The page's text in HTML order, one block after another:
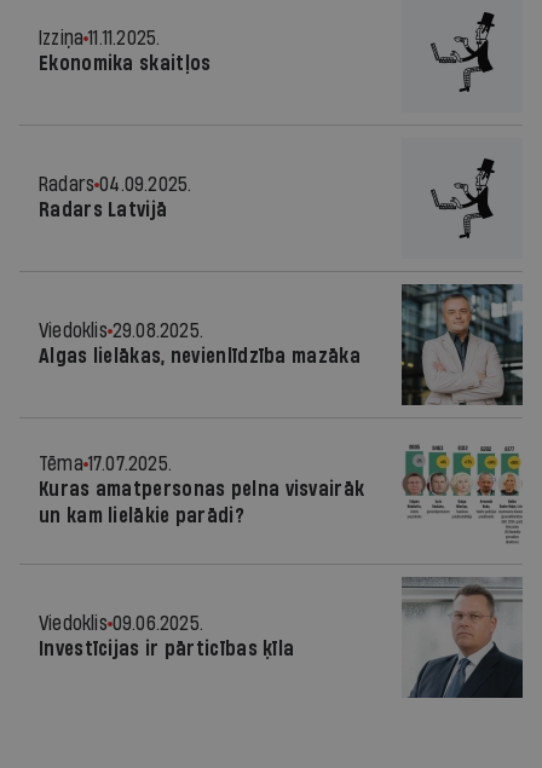
Izziņa 11.11.2025.
Ekonomika skaitļos
Radars 04.09.2025.
Radars Latvijā
Viedoklis 29.08.2025.
Algas lielākas, nevienlīdzība mazāka
Tēma 17.07.2025.
Kuras amatpersonas pelna visvairāk
un kam lielākie parādi?
Viedoklis 09.06.2025.
Investīcijas ir pārticības ķīla